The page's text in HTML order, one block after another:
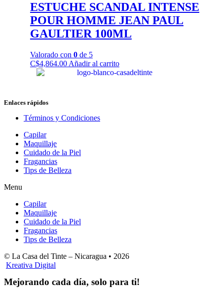
ESTUCHE SCANDAL INTENSE
POUR HOMME JEAN PAUL
GAULTIER 100ML
Valorado con 0de 5
C$4,864.00 Añadir al carrito
Enlaces rápidos
Términos y Condiciones
Capilar
Maquillaje
Cuidado de la Piel
Fragancias
Tips de Belleza
Menu
Capilar
Maquillaje
Cuidado de la Piel
Fragancias
Tips de Belleza
© La Casa del Tinte – Nicaragua • 2026
Kreativa Digital
Mejorando cada día, solo para ti!